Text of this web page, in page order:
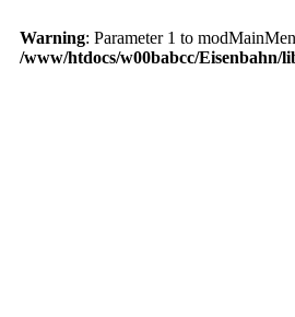
Warning: Parameter 1 to
/www/htdocs/w00babcc/Eisenbahn/